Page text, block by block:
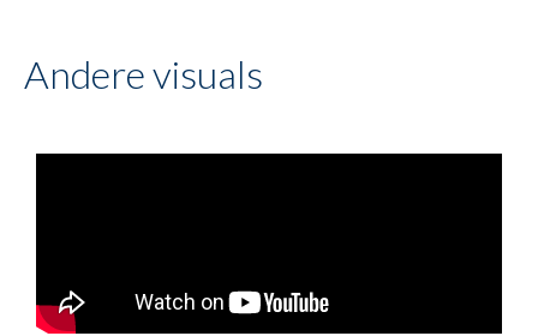
Andere visuals